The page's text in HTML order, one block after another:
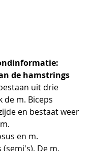
de hamstrings
uit drie
de m. Biceps
en bestaat weer
en m.
De m.